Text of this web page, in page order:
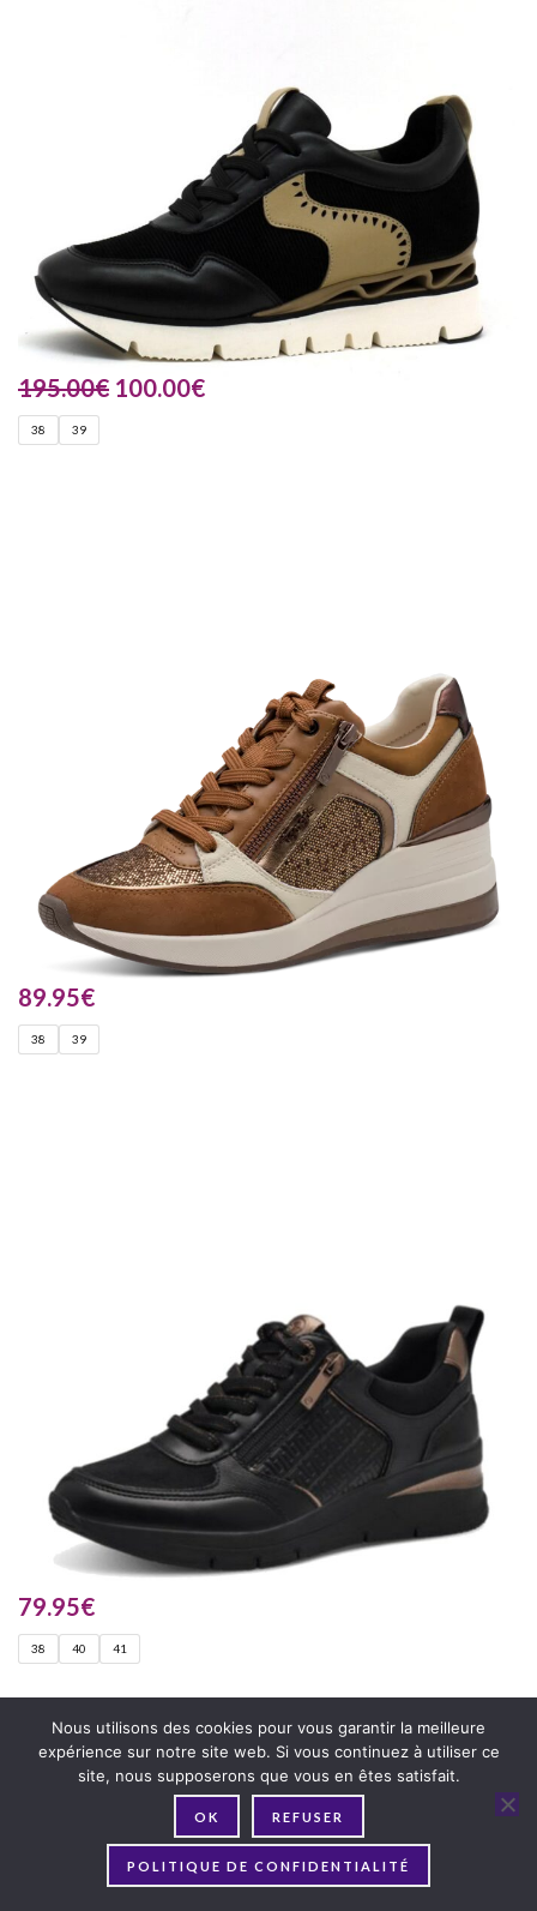
195.00€ 100.00€
38 39
89.95€
38 39
79.95€
38 40 41
Nous utilisons des cookies pour vous garantir la meilleure
expérience sur notre site web. Si vous continuez à utiliser ce
site, nous supposerons que vous en êtes satisfait.
OK REFUSER
POLITIQUE DE CONFIDENTIALITÉ